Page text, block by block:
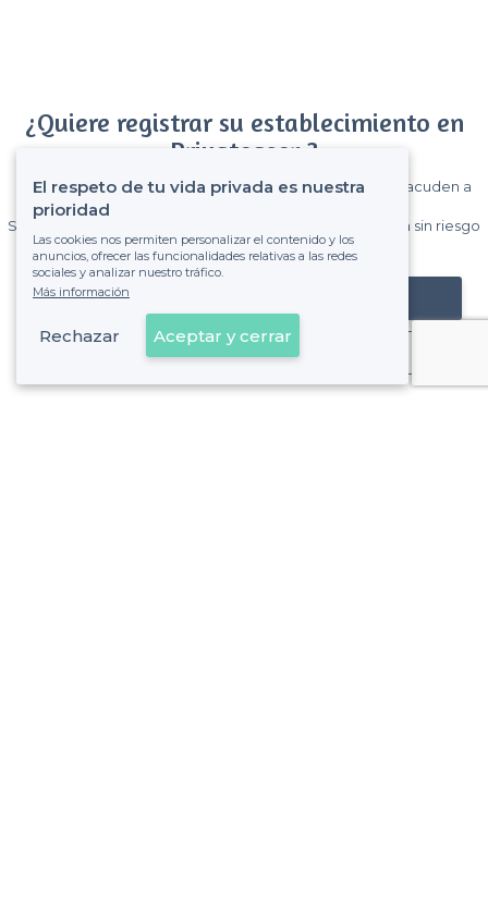
¿Quiere registrar su establecimiento en
Privateaser ?
Gane muchos clientes entre el millón de visitantes que acuden a
Sin comisiones y sin compromiso, pagas una cantidad fija sin riesgo
de ver la factura.
Registrar mi establecimiento
Ya es cliente
El respeto de tu vida privada es nuestra
prioridad
Las cookies nos permiten personalizar el contenido y los
anuncios, ofrecer las funcionalidades relativas a las redes
sociales y analizar nuestro tráfico.
Más información
Rechazar Aceptar y cerrar